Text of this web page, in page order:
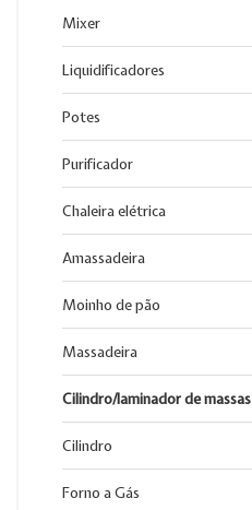
Mixer
Liquidificadores
Potes
Purificador
Chaleira elétrica
Amassadeira
Moinho de pão
Massadeira
Cilindro/laminador de massas
Cilindro
Forno a Gás